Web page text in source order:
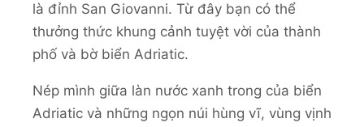
là đỉnh San Giovanni. Từ đây bạn có thể
thưởng thức khung cảnh tuyệt vời của thành
phố và bờ biển Adriatic.
Nép mình giữa làn nước xanh trong của biển
Adriatic và những ngọn núi hùng vĩ, vùng vịnh